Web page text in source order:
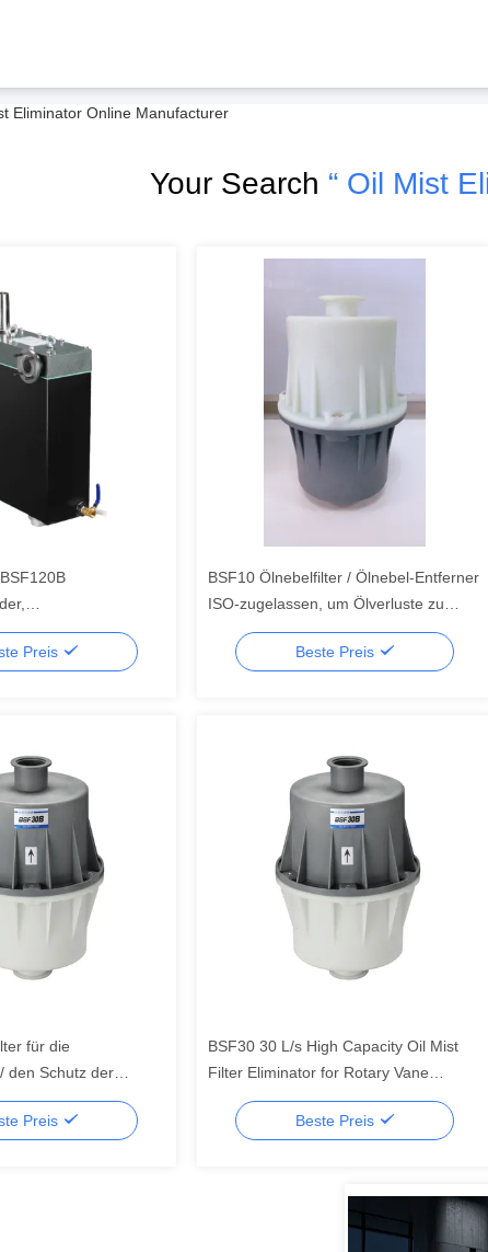
Eliminator Online Manufacturer
Your Search “ Oil Mist
Preis
BSF10 Ölnebelfilter / Ölnebel-Entferner
ISO-zugelassen, um Ölverluste zu
vermeiden
Beste Preis
für die
den Schutz der
Preis
BSF30 30 L/s High Capacity Oil Mist
Filter Eliminator for Rotary Vane
Vacuum Pump System Protection
Beste Preis